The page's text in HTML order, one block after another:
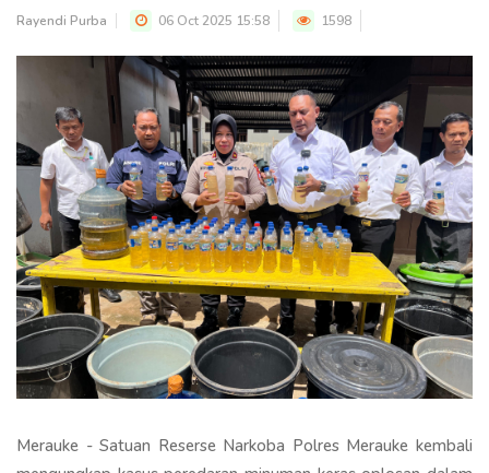
Rayendi Purba 06 Oct 2025 15:58 1598
Merauke - Satuan Reserse Narkoba Polres Merauke kembali